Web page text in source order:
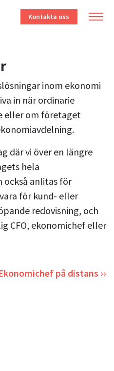
Kontakta oss
inom ekonomi
in när ordinarie
eller om företaget
där vi över en längre
hela
också anlitas för
för kund- eller
redovisning, och
CFO, ekonomichef eller
på distans ››